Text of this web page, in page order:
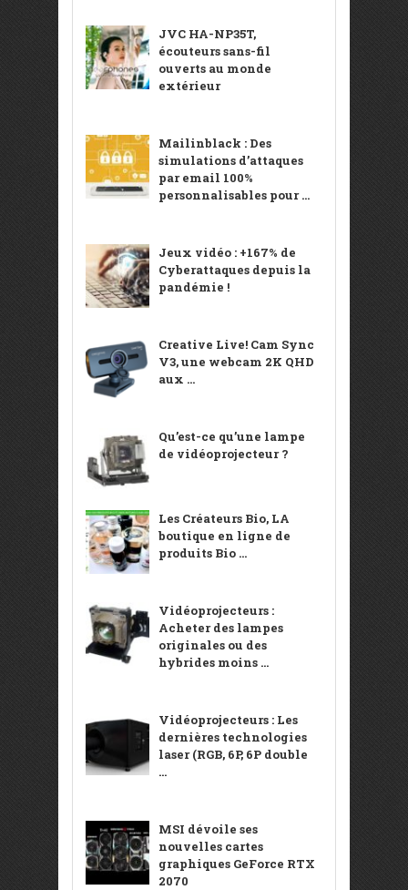
JVC HA-NP35T,
écouteurs sans-fil
ouverts au monde
extérieur
Mailinblack : Des
simulations d’attaques
par email 100%
personnalisables pour ...
Jeux vidéo : +167% de
Cyberattaques depuis la
pandémie !
Creative Live! Cam Sync
V3, une webcam 2K QHD
aux ...
Qu’est-ce qu’une lampe
de vidéoprojecteur ?
Les Créateurs Bio, LA
boutique en ligne de
produits Bio ...
Vidéoprojecteurs :
Acheter des lampes
originales ou des
hybrides moins ...
Vidéoprojecteurs : Les
dernières technologies
laser (RGB, 6P, 6P double
...
MSI dévoile ses
nouvelles cartes
graphiques GeForce RTX
2070